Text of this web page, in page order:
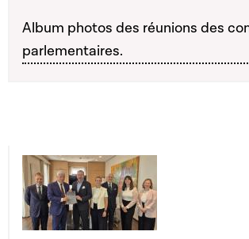
Album photos des réunions des
parlementaires.